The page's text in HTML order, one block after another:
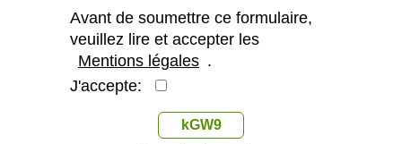
Avant de soumettre ce formulaire,
veuillez lire et accepter les
Mentions légales .
J'accepte:
kGW9